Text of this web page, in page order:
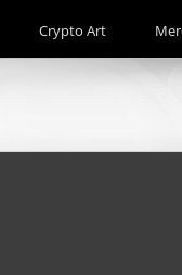
Crypto Art